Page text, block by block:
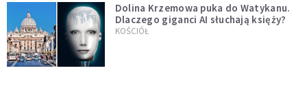
Dolina Krzemowa puka do Watykanu.
Dlaczego giganci AI słuchają księży?
KOŚCIÓŁ